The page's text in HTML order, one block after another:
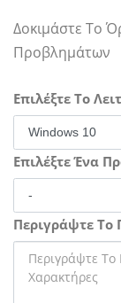
Δοκιμάστε Το
Προβλημάτων
Επιλέξτε Το
Επιλέξτε Ένα
Περιγράψτε Το